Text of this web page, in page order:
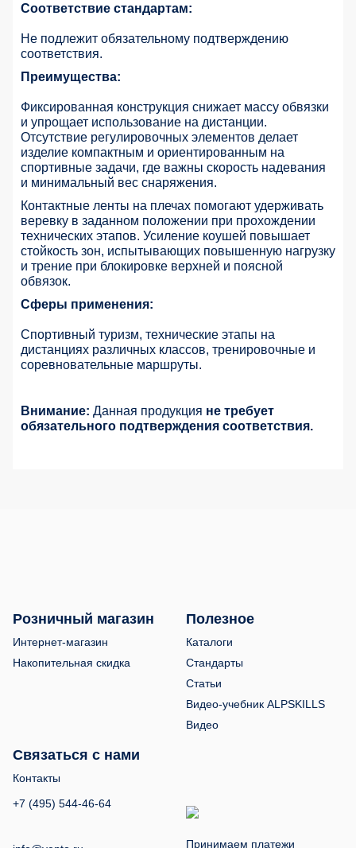
Соответствие стандартам:
Не подлежит обязательному подтверждению
соответствия.
Преимущества:
Фиксированная конструкция снижает массу обвязки
и упрощает использование на дистанции.
Отсутствие регулировочных элементов делает
изделие компактным и ориентированным на
спортивные задачи, где важны скорость надевания
и минимальный вес снаряжения.
Контактные ленты на плечах помогают удерживать
веревку в заданном положении при прохождении
технических этапов. Усиление коушей повышает
стойкость зон, испытывающих повышенную нагрузку
и трение при блокировке верхней и поясной
обвязок.
Сферы применения:
Спортивный туризм, технические этапы на
дистанциях различных классов, тренировочные и
соревновательные маршруты.
Внимание: Данная продукция не требует
обязательного подтверждения соответствия.
Розничный магазин
Интернет-магазин
Накопительная скидка
Полезное
Каталоги
Стандарты
Статьи
Видео-учебник ALPSKILLS
Видео
Связаться с нами
Контакты
+7 (495) 544-46-64
Принимаем платежи